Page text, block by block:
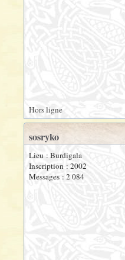
Hors ligne
sosryko
Lieu : Burdigala
Inscription : 2002
Messages : 2 084